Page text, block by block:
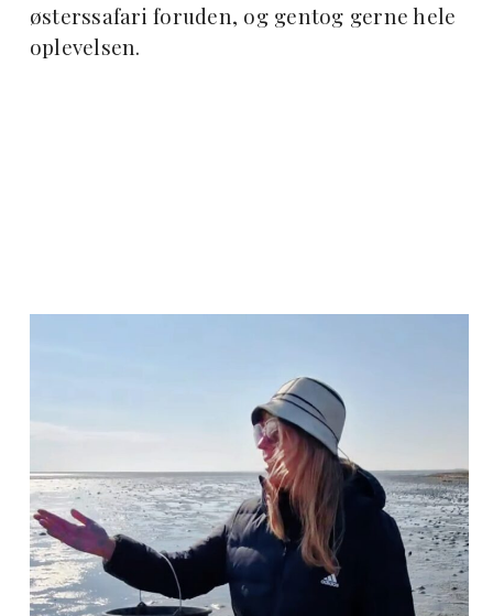
østerssafari foruden, og gentog gerne hele
oplevelsen.